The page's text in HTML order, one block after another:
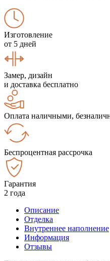
Изготовление
от 5 дней
Замер, дизайн
и доставка бесплатно
Оплата наличными,
Беспроцентная рассрочка
Гарантия
2 года
Описание
Отделка
Внутреннее наполнение
Информация
Отзывы